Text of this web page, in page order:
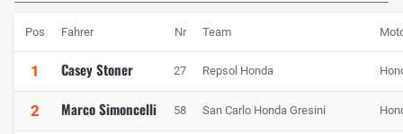
Pos Fahrer Nr Team
1 Casey Stoner 27 Repsol Honda
2 Marco Simoncelli 58 San Carlo Honda Gresini